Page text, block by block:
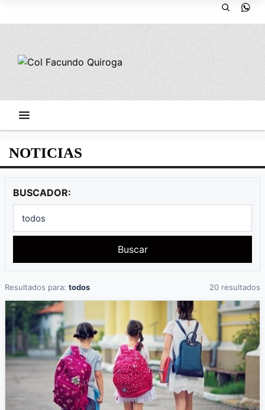
NOTICIAS
BUSCADOR:
Buscar
Resultados para: todos 20 resultados